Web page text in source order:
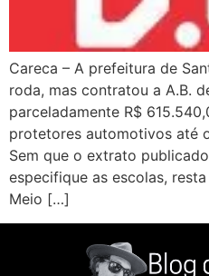
Careca – A prefeitura de
roda, mas contratou a A.B.
parceladamente R$
protetores automotivos até
Sem que o extrato
especifique as escolas,
Meio […]